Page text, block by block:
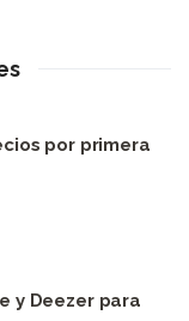
por primera
y Deezer para